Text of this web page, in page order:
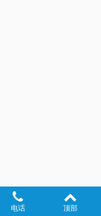
电话 顶部